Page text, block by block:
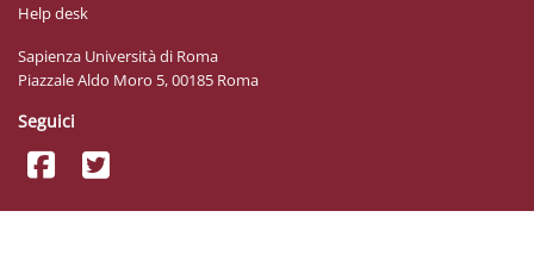
Help desk
Sapienza Università di Roma
Piazzale Aldo Moro 5, 00185 Roma
Seguici